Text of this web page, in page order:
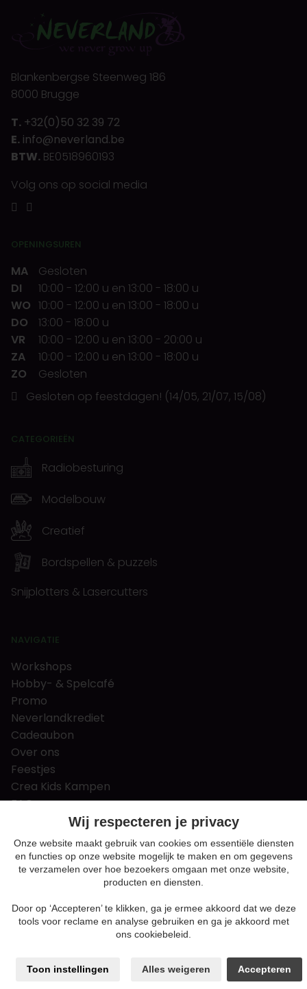
Blankenbergse Steenweg 186
8000 Brugge
T. +32(0)50 32 39 72
E. info@neverland.be
BTW. BE0518960193
Volg ons op social media
OPENINGSUREN
MA
Gesloten
DI
10:00 - 12:00 u en 13:00 - 18:00 u
WO 10:00 - 12:00 u en 13:00 - 18:00 u
DO
13:00 - 18:00 u
VR
10:00 - 12:00 u en 13:00 - 20:00 u
ZA
10:00 - 12:00 u en 13:00 - 18:00 u
ZO
Gesloten
Gesloten op feestdagen! (14/05, 21/07, 15/08)
CATEGORIEËN
Radiobesturing
Modelbouw
Creatief
Bordspellen & puzzels
Snijplotters & Lasercutters
NAVIGATIE
Workshops
Hobby- & Spelcafé
Promo
Neverlandkrediet
Cadeaubon
Over ons
Feestjes
Crea Kids Kampen
FAQ
Tips & tricks
Contact
Nieuws & Vacatures
Algemene voorwaarden
Privacy en cookie policy
Sitemap
Wij respecteren je privacy
Onze website maakt gebruik van cookies om essentiële diensten
en functies op onze website mogelijk te maken en om gegevens
te verzamelen over hoe bezoekers omgaan met onze website,
producten en diensten.
Door op ‘Accepteren’ te klikken, ga je ermee akkoord dat we deze
tools voor reclame en analyse gebruiken en ga je akkoord met
ons cookiebeleid.
Toon instellingen Alles weigeren Accepteren